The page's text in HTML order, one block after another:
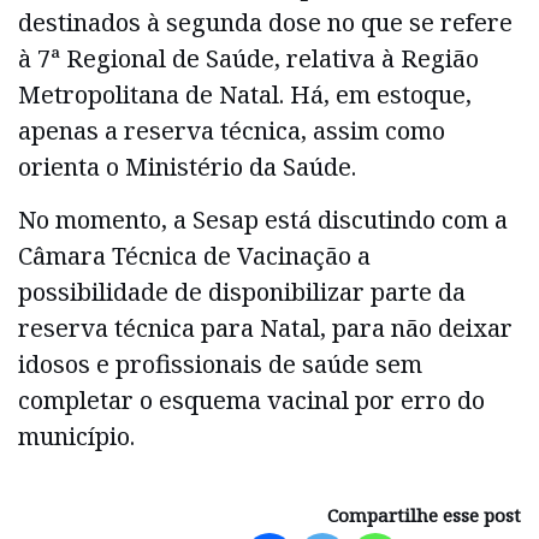
destinados à segunda dose no que se refere
à 7ª Regional de Saúde, relativa à Região
Metropolitana de Natal. Há, em estoque,
apenas a reserva técnica, assim como
orienta o Ministério da Saúde.
No momento, a Sesap está discutindo com a
Câmara Técnica de Vacinação a
possibilidade de disponibilizar parte da
reserva técnica para Natal, para não deixar
idosos e profissionais de saúde sem
completar o esquema vacinal por erro do
município.
Compartilhe esse post